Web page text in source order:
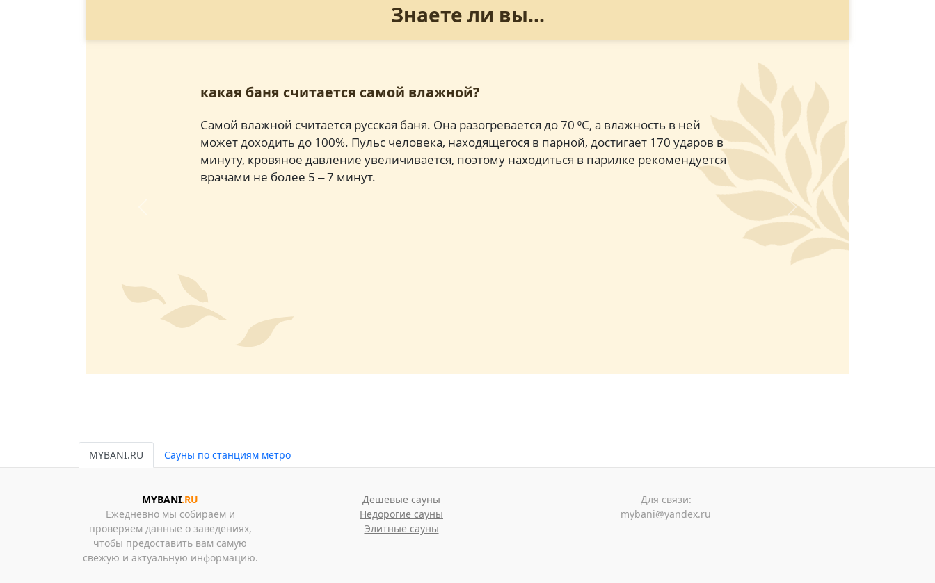
Знаете ли вы...
какая баня считается самой влажной?
Самой влажной считается русская баня. Она разогревается до 70 ⁰С, а влажность в ней
может доходить до 100%. Пульс человека, находящегося в парной, достигает 170 ударов в
минуту, кровяное давление увеличивается, поэтому находиться в парилке рекомендуется
врачами не более 5 ‒ 7 минут.
Next
MYBANI.RU Сауны по станциям метро
MYBANI.RU
Ежедневно мы собираем и
проверяем данные о заведениях,
чтобы предоставить вам самую
свежую и актуальную информацию.
Дешевые сауны
Недорогие сауны
Элитные сауны
Для связи:
mybani@yandex.ru